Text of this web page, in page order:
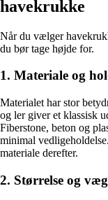
havekrukke
Når du vælger
du bør tage højde for.
1. Materiale og
Materialet har stor
og ler giver et klassisk
Fiberstone, beton og
minimal
materiale derefter.
2. Størrelse og